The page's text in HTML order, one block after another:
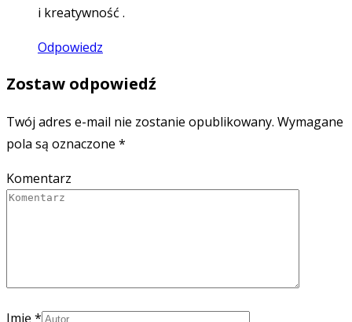
i kreatywność .
Odpowiedz
Zostaw odpowiedź
Twój adres e-mail nie zostanie opublikowany. Wymagane
pola są oznaczone *
Komentarz
Imię*